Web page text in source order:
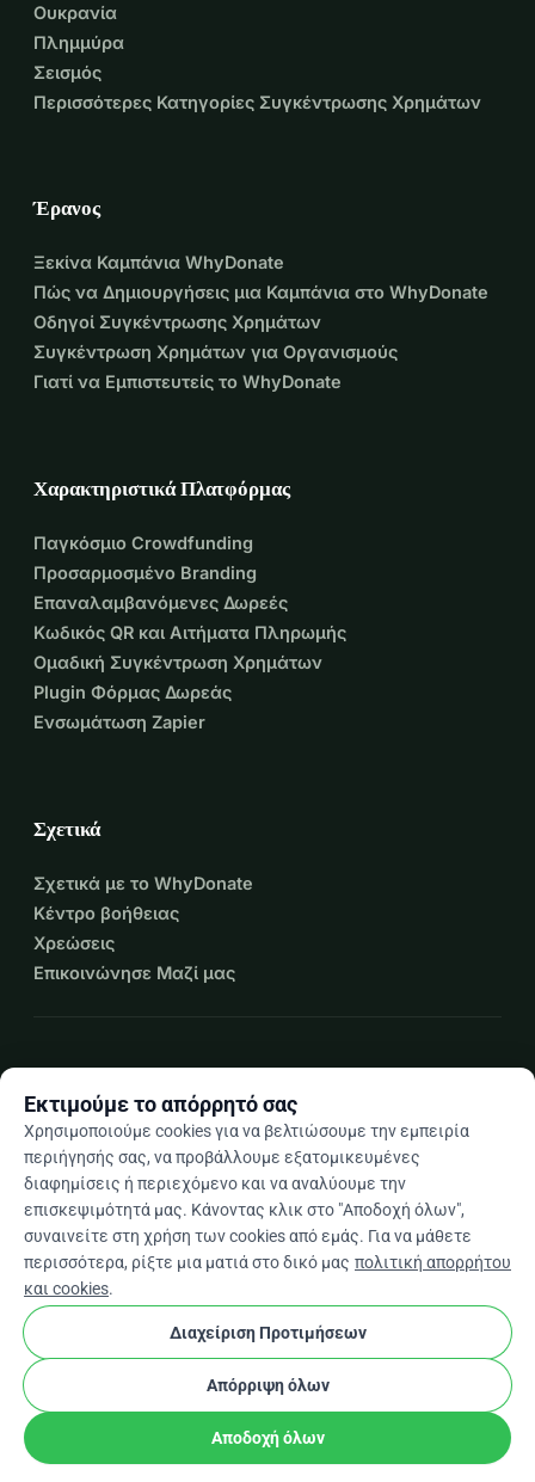
Ουκρανία
Πλημμύρα
Σεισμός
Περισσότερες Κατηγορίες Συγκέντρωσης Χρημάτων
Έρανος
Ξεκίνα Καμπάνια WhyDonate
Πώς να Δημιουργήσεις μια Καμπάνια στο WhyDonate
Οδηγοί Συγκέντρωσης Χρημάτων
Συγκέντρωση Χρημάτων για Οργανισμούς
Γιατί να Εμπιστευτείς το WhyDonate
Χαρακτηριστικά Πλατφόρμας
Παγκόσμιο Crowdfunding
Προσαρμοσμένο Branding
Επαναλαμβανόμενες Δωρεές
Κωδικός QR και Αιτήματα Πληρωμής
Ομαδική Συγκέντρωση Χρημάτων
Plugin Φόρμας Δωρεάς
Ενσωμάτωση Zapier
Σχετικά
Σχετικά με το WhyDonate
Κέντρο βοήθειας
Χρεώσεις
Επικοινώνησε Μαζί μας
Elarrow_drop_down
★★★★★4,9 / 5 βάσει 500+ κριτικών
© 2012–2026
cookieΡυθμίσεις Cookies
Κατασκευασμένο στην Ευρώπη
Επαληθευμένος Συνεργάτης
Εκτιμούμε το απόρρητό σας
Χρησιμοποιούμε cookies για να βελτιώσουμε την εμπειρία
περιήγησής σας, να προβάλλουμε εξατομικευμένες
διαφημίσεις ή περιεχόμενο και να αναλύουμε την
επισκεψιμότητά μας. Κάνοντας κλικ στο "Αποδοχή όλων",
συναινείτε στη χρήση των cookies από εμάς. Για να μάθετε
περισσότερα, ρίξτε μια ματιά στο δικό μας πολιτική απορρήτου
και cookies.
Διαχείριση Προτιμήσεων
Απόρριψη όλων
Αποδοχή όλων